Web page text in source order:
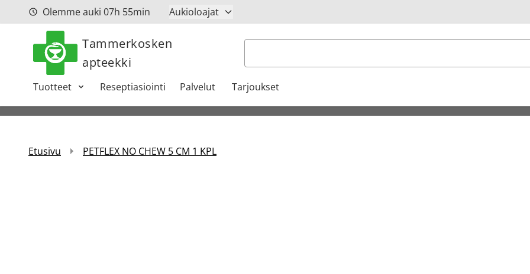
Siirry sisältöönOlemme auki 07h 55min Aukioloajat
Tammerkosken
apteekki
Haku
Tuotteet Reseptiasiointi Palvelut Tarjoukset
Etusivu PETFLEX NO CHEW 5 CM 1 KPL